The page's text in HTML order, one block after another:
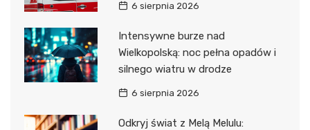
6 sierpnia 2026
Intensywne burze nad
Wielkopolską: noc pełna opadów i
silnego wiatru w drodze
6 sierpnia 2026
Odkryj świat z Melą Melulu: